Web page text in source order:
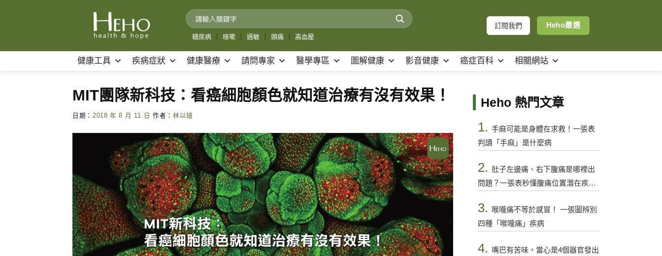
糖尿病 咳嗽 過敏 頭痛 高血壓
訂閱我們 Heho嚴選
健康工具 疾病症狀 健康醫療 請問專家 醫學專區 圖解健康 影音健康 癌症百科 相關網站
MIT團隊新科技：看癌細胞顏色就知道治療有沒有效果！
日期： 2018 年 8 月 11 日 作者： 林以璿
Heho 熱門文章
1. 手麻可能是身體在求救！一張表
判讀「手麻」是什麼病
2. 肚子左邊痛、右下腹痛是哪裡出
問題？一張表秒懂腹痛位置潛在疾病
3.
喉嚨痛不等於感冒！ 一張圖辨別
四種「喉嚨痛」疾病
4. 嘴巴有苦味，當心是4個器官發出